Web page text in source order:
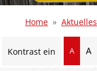
Home Aktuelles
Kontrast ein A A